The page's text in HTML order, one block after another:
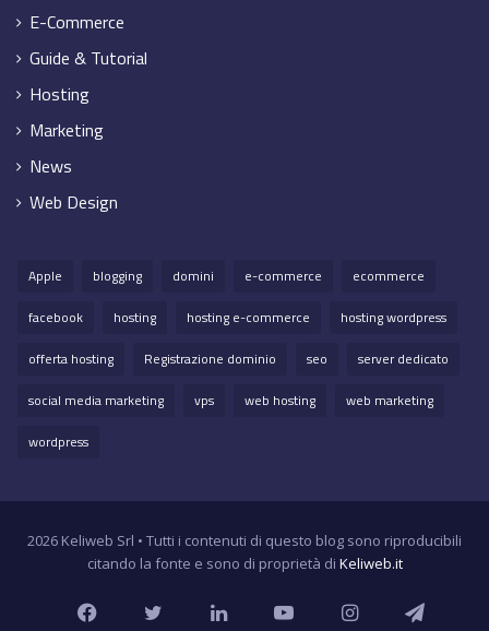
E-Commerce
Guide & Tutorial
Hosting
Marketing
News
Web Design
Apple blogging domini e-commerce
ecommerce
facebook
hosting hosting e-commerce
hosting wordpress
offerta hosting
Registrazione dominio seo
server dedicato
social media marketing
vps web hosting
web marketing
wordpress
2026 Keliweb Srl • Tutti i contenuti di questo blog sono riproducibili
citando la fonte e sono di proprietà di Keliweb.it
FacebookTwitterLinkedInYouTubeInstagram